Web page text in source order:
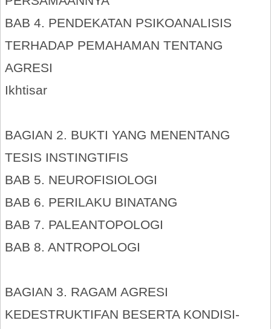
BAB 4. PENDEKATAN PSIKOANALISIS
TERHADAP PEMAHAMAN TENTANG
AGRESI
Ikhtisar
BAGIAN 2. BUKTI YANG MENENTANG
TESIS INSTINGTIFIS
BAB 5. NEUROFISIOLOGI
BAB 6. PERILAKU BINATANG
BAB 7. PALEANTOPOLOGI
BAB 8. ANTROPOLOGI
BAGIAN 3. RAGAM AGRESI
KEDESTRUKTIFAN BESERTA KONDISI-